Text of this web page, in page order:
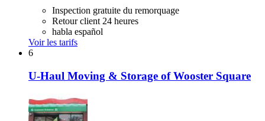
Inspection gratuite du remorquage
Retour client 24 heures
habla español
Voir les tarifs
6
U-Haul Moving & Storage of Wooster Square